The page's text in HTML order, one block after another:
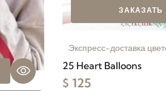
ЗАКАЗАТЬ
Экспресс-доставка
25 Heart Balloons
$ 125